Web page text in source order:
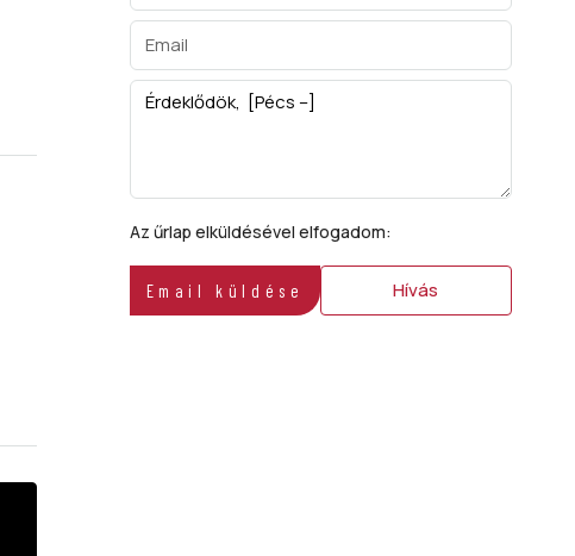
Az űrlap elküldésével elfogadom:
Email küldése Hívás